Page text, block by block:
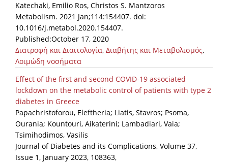
Helpdesks
Telephone & email Directory
Access to EKT
Katechaki, Emilio Ros, Christos S. Mantzoros
Metabolism. 2021 Jan;114:154407. doi:
10.1016/j.metabol.2020.154407.
Published:October 17, 2020
Διατροφή και Διαιτολογία, Διαβήτης και Μεταβολισμός,
Λοιμώδη νοσήματα
Effect of the first and second COVID-19 associated
lockdown on the metabolic control of patients with type 2
diabetes in Greece
Papachristoforou, Eleftheria; Liatis, Stavros; Psoma,
Ourania; Kountouri, Aikaterini; Lambadiari, Vaia;
Tsimihodimos, Vasilis
Journal of Diabetes and its Complications, Volume 37,
Issue 1, January 2023, 108363,